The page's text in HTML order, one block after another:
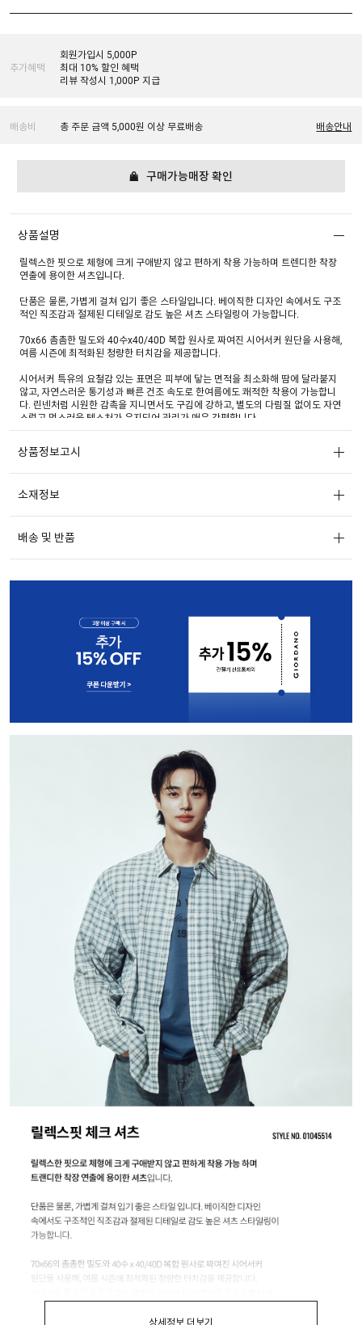
추가혜택
회원가입시 5,000P
최대 10% 할인 혜택
리뷰 작성시 1,000P 지급
배송비 총 주문 금액 5,000원 이상 무료배송 배송안내
구매가능매장 확인
상품설명
릴렉스한 핏으로 체형에 크게 구애받지 않고 편하게 착용 가능하며 트렌디한 착장
연출에 용이한 셔츠입니다.
단품은 물론, 가볍게 걸쳐 입기 좋은 스타일입니다. 베이직한 디자인 속에서도 구조
적인 직조감과 절제된 디테일로 감도 높은 셔츠 스타일링이 가능합니다.
70x66 촘촘한 밀도와 40수x40/40D 복합 원사로 짜여진 시어서커 원단을 사용해,
여름 시즌에 최적화된 청량한 터치감을 제공합니다.
시어서커 특유의 요철감 있는 표면은 피부에 닿는 면적을 최소화해 땀에 달라붙지
않고, 자연스러운 통기성과 빠른 건조 속도로 한여름에도 쾌적한 착용이 가능합니
다. 린넨처럼 시원한 감촉을 지니면서도 구김에 강하고, 별도의 다림질 없이도 자연
스럽고 멋스러운 텍스처가 유지되어 관리가 매우 간편합니다.
고 부드럽게 떨어지며, 시각적으로도 고급스러운 질감이 표현됩니다.
일리룩을 완성할 수 있습니다. 브라운, 카키 톤의 내추럴한 컬러부터 블루 계열의
연스럽게 녹아듭니다. 셔츠 하나만으로도 포인트가 되는 세련된 컬러 플레이가 돋
상품정보고시
소재정보
배송 및 반품
상세정보 더보기